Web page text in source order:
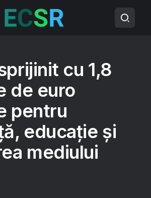
cu 1,8
de euro
pentru
educație și
mediului